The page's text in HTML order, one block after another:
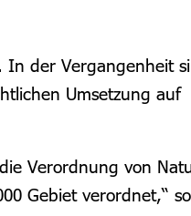
In der Vergangenheit
Umsetzung auf
Verordnung von
Gebiet verordnet,“